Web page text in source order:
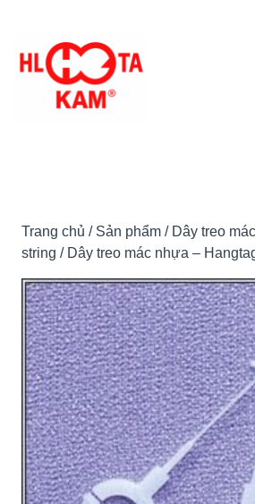
đến
Trang chủ / Sản phẩm / Dây treo
string / Dây treo mác nhựa –